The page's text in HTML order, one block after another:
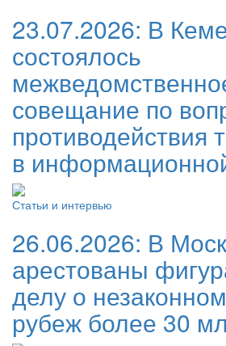
23.07.2026: В
состоялось
совещание по
противодействия
в
Статьи и интервью
26.06.2026: В
арестованы
делу о
рубеж более 30